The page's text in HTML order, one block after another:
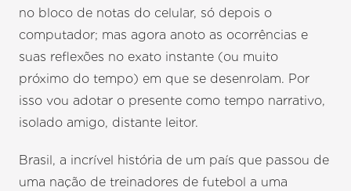
no bloco de notas do celular, só depois o
computador; mas agora anoto as ocorrências e
suas reflexões no exato instante (ou muito
próximo do tempo) em que se desenrolam. Por
isso vou adotar o presente como tempo narrativo,
isolado amigo, distante leitor.
Brasil, a incrível história de um país que passou de
uma nação de treinadores de futebol a uma